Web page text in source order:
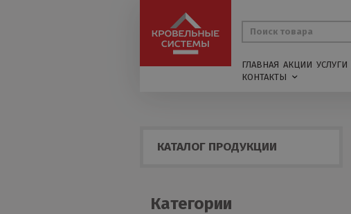
ГЛАВНАЯ АКЦИИ УСЛУГИ
КОНТАКТЫ
КАТАЛОГ ПРОДУКЦИИ
Категории